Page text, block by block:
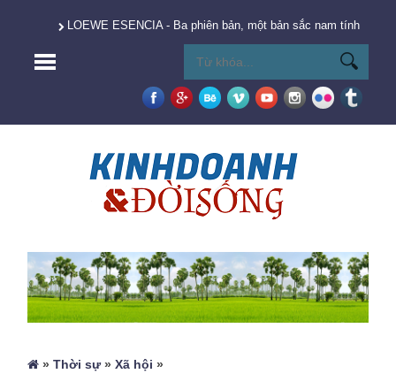
LOEWE ESENCIA - Ba phiên bản, một bản sắc nam tính vượt
»Thời sự»Xã hội »